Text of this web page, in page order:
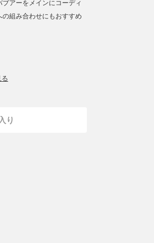
アーをメインにコーディ
組み合わせにもおすすめ
り